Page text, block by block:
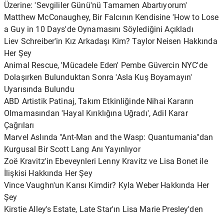
Üzerine: 'Sevgililer Günü'nü Tamamen Abartıyorum'
Matthew McConaughey, Bir Falcının Kendisine 'How to Lose
a Guy in 10 Days'de Oynamasını Söylediğini Açıkladı
Liev Schreiber'in Kız Arkadaşı Kim? Taylor Neisen Hakkında
Her Şey
Animal Rescue, 'Mücadele Eden' Pembe Güvercin NYC'de
Dolaşırken Bulunduktan Sonra 'Asla Kuş Boyamayın'
Uyarısında Bulundu
ABD Artistik Patinaj, Takım Etkinliğinde Nihai Kararın
Olmamasından 'Hayal Kırıklığına Uğradı', Adil Karar
Çağrıları
Marvel Aslında "Ant-Man and the Wasp: Quantumania"dan
Kurgusal Bir Scott Lang Anı Yayınlıyor
Zoë Kravitz'in Ebeveynleri Lenny Kravitz ve Lisa Bonet ile
İlişkisi Hakkında Her Şey
Vince Vaughn'un Karısı Kimdir? Kyla Weber Hakkında Her
Şey
Kirstie Alley's Estate, Late Star'ın Lisa Marie Presley'den